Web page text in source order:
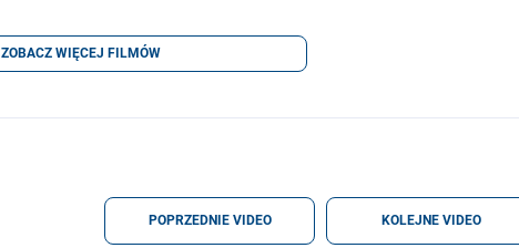
ZOBACZ WIĘCEJ FILMÓW
POPRZEDNIE VIDEO KOLEJNE VIDEO